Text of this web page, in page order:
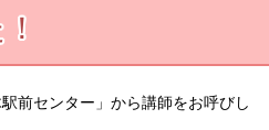
前センター」から講師をお呼びし